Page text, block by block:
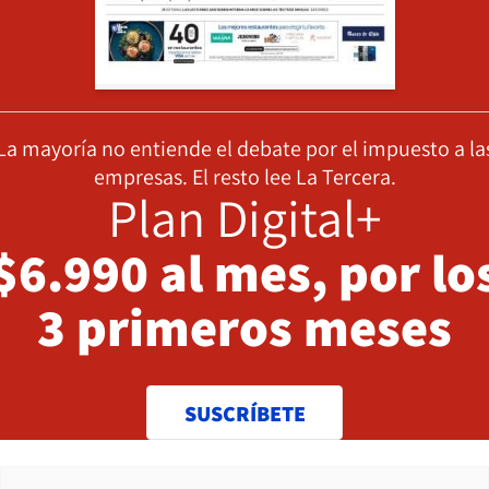
mayoría no entiende el debate por el impuesto a
empresas. El resto lee La Tercera.
Plan Digital+
al mes, por
3 primeros meses
SUSCRÍBETE